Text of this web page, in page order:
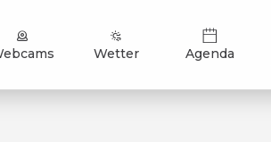
Wetter Agenda